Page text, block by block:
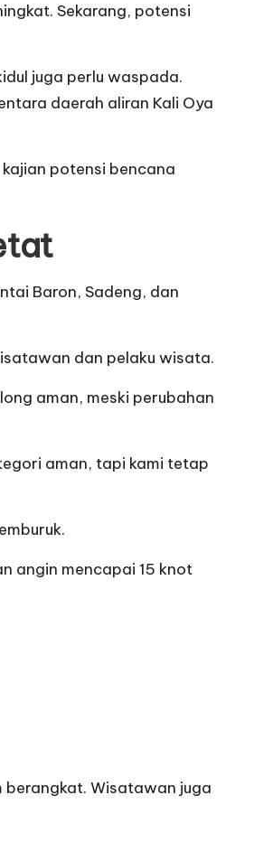
Sekarang, potensi
juga perlu waspada.
daerah aliran Kali Oya
potensi bencana
Baron, Sadeng, dan
dan pelaku wisata.
aman, meski perubahan
aman, tapi kami tetap
angin mencapai 15 knot
berangkat. Wisatawan juga